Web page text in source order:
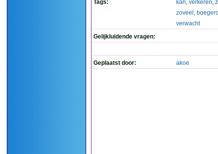
Tags:
kan, verkeren,
zoveel ,
verwacht
Gelijkluidende vragen:
Geplaatst door: akoe